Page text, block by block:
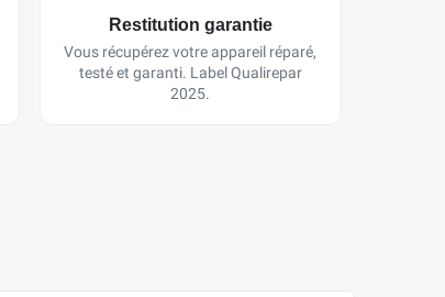
Restitution garantie
Vous récupérez votre appareil réparé,
testé et garanti. Label Qualirepar
2025.